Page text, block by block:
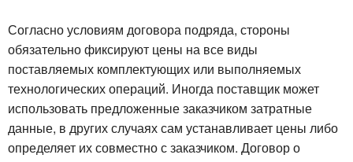
Согласно условиям договора подряда, стороны
обязательно фиксируют цены на все виды
поставляемых комплектующих или выполняемых
технологических операций. Иногда поставщик может
использовать предложенные заказчиком затратные
данные, в других случаях сам устанавливает цены либо
определяет их совместно с заказчиком. Договор о